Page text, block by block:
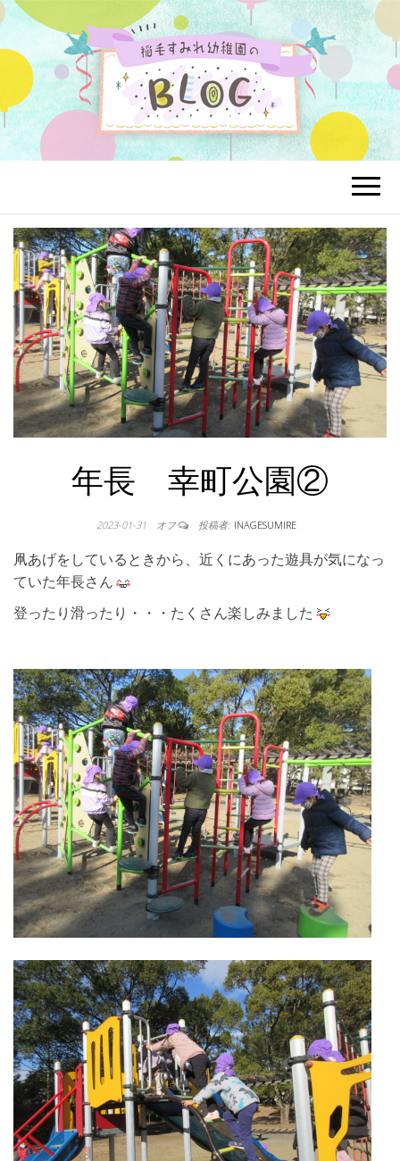
年長 幸町公園②
2023-01-31 オフ 投稿者: INAGESUMIRE
凧あげをしているときから、近くにあった遊具が気になっ
ていた年長さん
登ったり滑ったり・・・たくさん楽しみました